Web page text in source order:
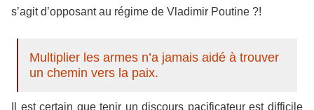
s’agit d’opposant au régime de Vladimir Poutine ?!
Multiplier les armes n’a jamais aidé à trouver
un chemin vers la paix.
Il est certain que tenir un discours pacificateur est difficile